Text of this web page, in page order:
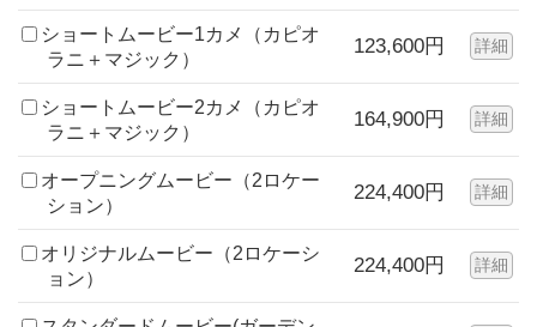
ショートムービー1カメ（カピオ
ラニ＋マジック）
123,600円 詳細
ショートムービー2カメ（カピオ
ラニ＋マジック）
164,900円 詳細
オープニングムービー（2ロケー
ション）
224,400円 詳細
オリジナルムービー（2ロケーシ
ョン）
224,400円 詳細